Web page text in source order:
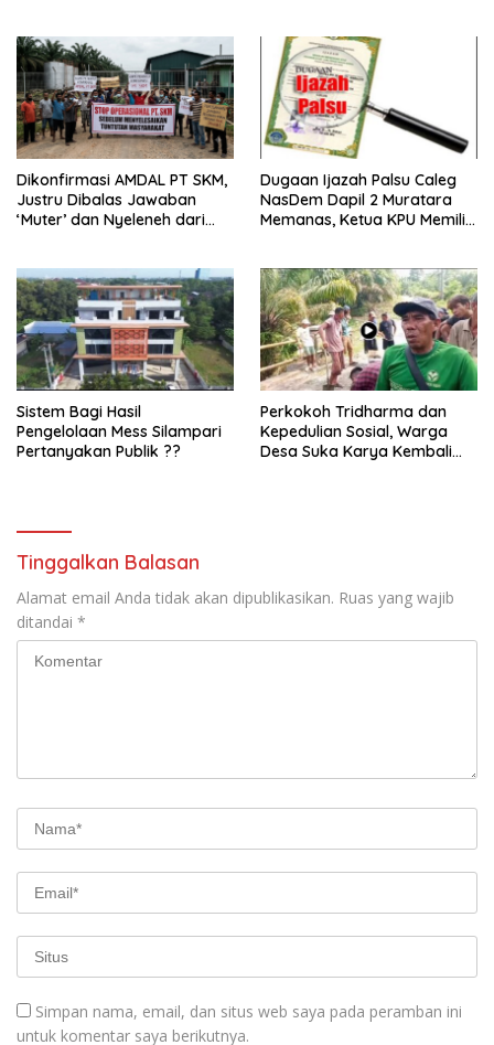
Dikonfirmasi AMDAL PT SKM,
Justru Dibalas Jawaban
‘Muter’ dan Nyeleneh dari
Dugaan Ijazah Palsu Caleg
NasDem Dapil 2 Muratara
Memanas, Ketua KPU Memilih
Sistem Bagi Hasil
Pengelolaan Mess Silampari
Pertanyakan Publik ??
Perkokoh Tridharma dan
Kepedulian Sosial, Warga
Desa Suka Karya Kembali
Tinggalkan Balasan
Alamat email Anda tidak akan dipublikasikan. Ruas yang wajib
ditandai *
Simpan nama, email, dan situs web saya pada peramban ini
untuk komentar saya berikutnya.